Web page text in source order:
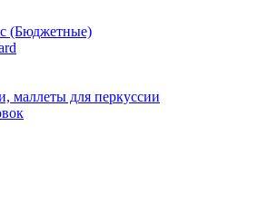
(Бюджетные)
маллеты для перкуссии